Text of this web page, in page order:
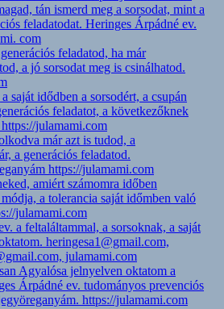
tán ismerd meg a sorsodat, mint a
feladatodat. Heringes Árpádné ev.
com
feladatod, ha már
a jó sorsodat meg is csinálhatod.
saját idődben a sorsodért, a csupán
feladatot, a következőknek
julamami.com
már azt is tudod, a
a generációs feladatod.
https://julamami.com
amiért számomra időben
a tolerancia saját időmben való
julamami.com
a feltaláltammal, a sorsoknak, a saját
heringesa1@gmail.com,
julamami.com
Agyalósa jelnyelven oktatom a
Árpádné ev. tudományos prevenciós
https://julamami.com